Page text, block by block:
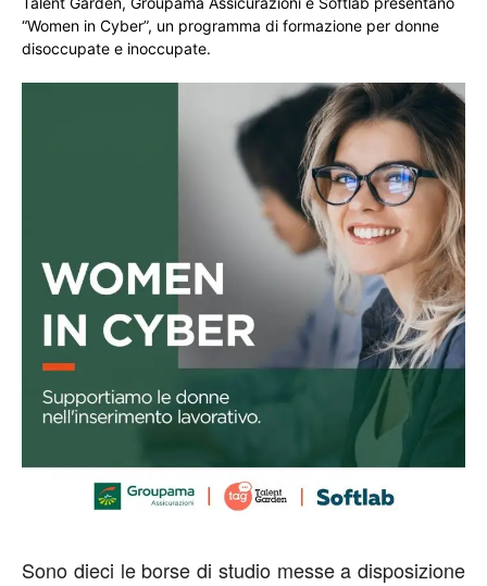
“Women in Cyber”, un programma di formazione per donne
disoccupate e inoccupate.
Sono dieci le borse di studio messe a disposizione